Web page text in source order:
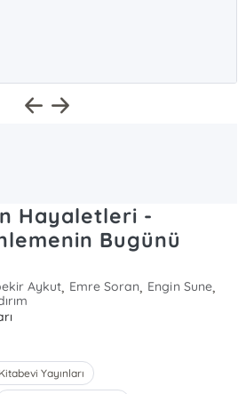
Hayaletleri -
Bugünü
Aykut, Emre Soran, Engin Sune,
Yayınları